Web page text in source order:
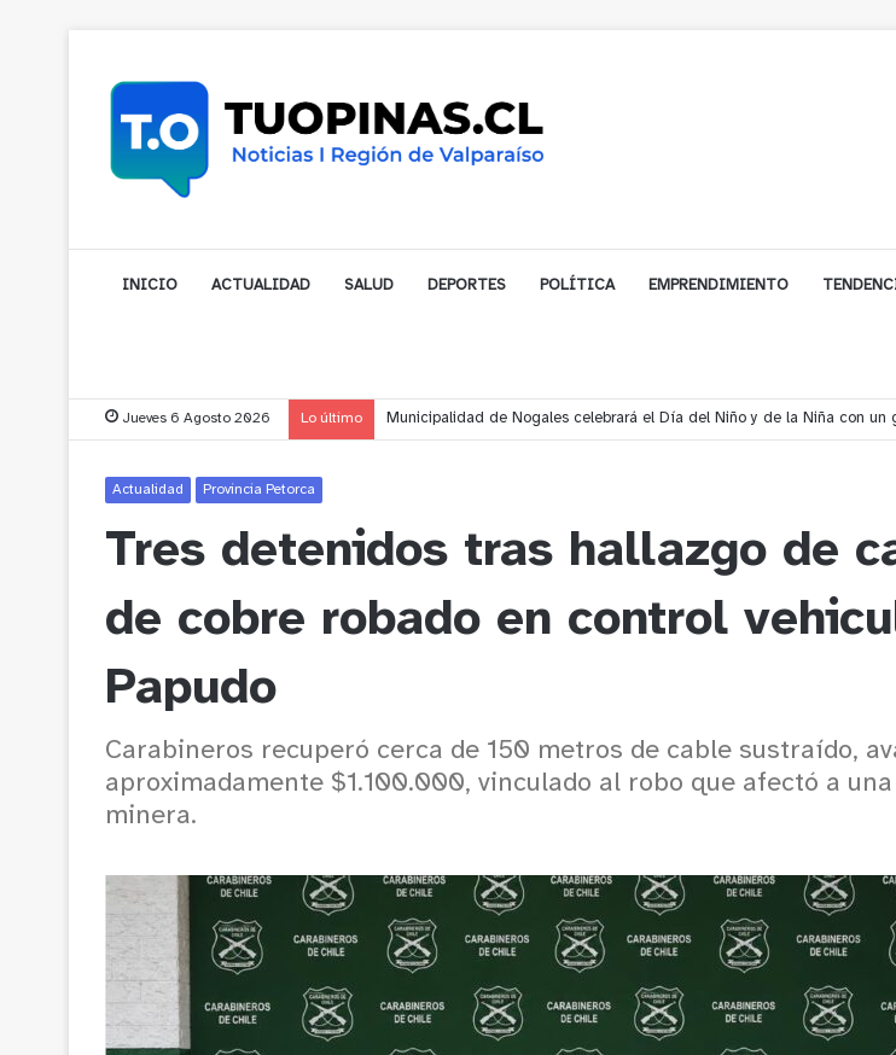
INICIO ACTUALIDAD SALUD DEPORTES POLÍTICA EMPRENDIMIENTO
Jueves 6 Agosto 2026 Lo último Municipalidad de Nogales celebrará el Día del Niño y de la Niña con
Actualidad Provincia Petorca
Tres detenidos tras hallazgo de
de cobre robado en control
Papudo
Carabineros recuperó cerca de 150 metros de cable sustraído,
aproximadamente $1.100.000, vinculado al robo que afectó a
minera.